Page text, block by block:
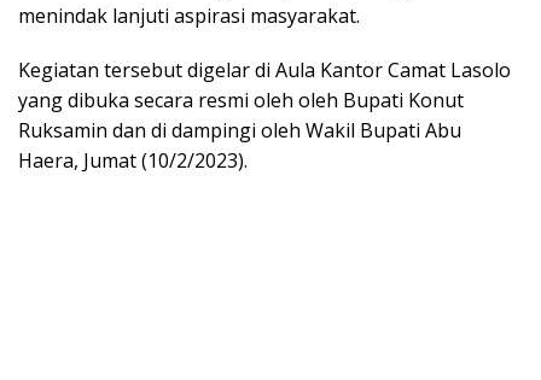
menindak lanjuti aspirasi masyarakat.
Kegiatan tersebut digelar di Aula Kantor Camat Lasolo
yang dibuka secara resmi oleh oleh Bupati Konut
Ruksamin dan di dampingi oleh Wakil Bupati Abu
Haera, Jumat (10/2/2023).